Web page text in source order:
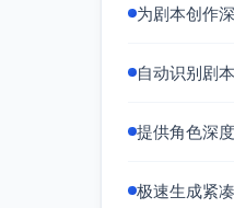
第二幕
踪时
怀瑾
怀瑾
为剧本创作
自动识别剧
提供角色深
极速生成紧